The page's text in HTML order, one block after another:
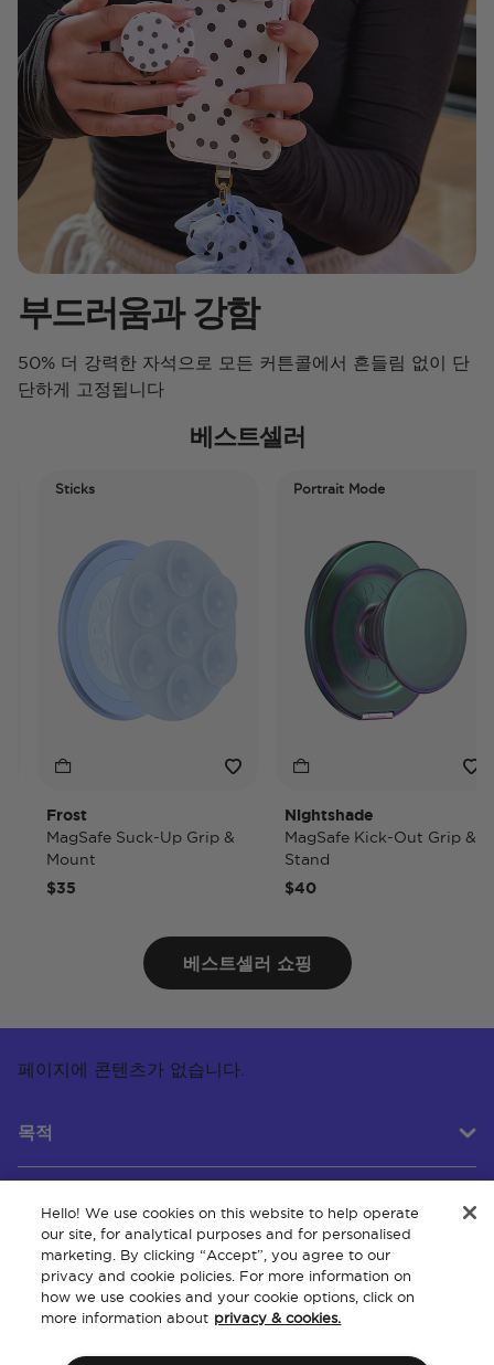
부드러움과 강함
50% 더 강력한 자석으로 모든 커튼콜에서 흔들림 없이 단
단하게 고정됩니다
베스트셀러
Sticks
Frost
MagSafe Suck-Up Grip &
Mount
$35
Portrait Mode
Nightshade
MagSafe Kick-Out Grip &
Stand
$40
베스트셀러 쇼핑
페이지에 콘텐츠가 없습니다.
목적
고객 서비스
회사 소개
Hello! We use cookies on this website to help operate
our site, for analytical purposes and for personalised
marketing. By clicking “Accept”, you agree to our
privacy and cookie policies. For more information on
how we use cookies and your cookie options, click on
more information about privacy & cookies.